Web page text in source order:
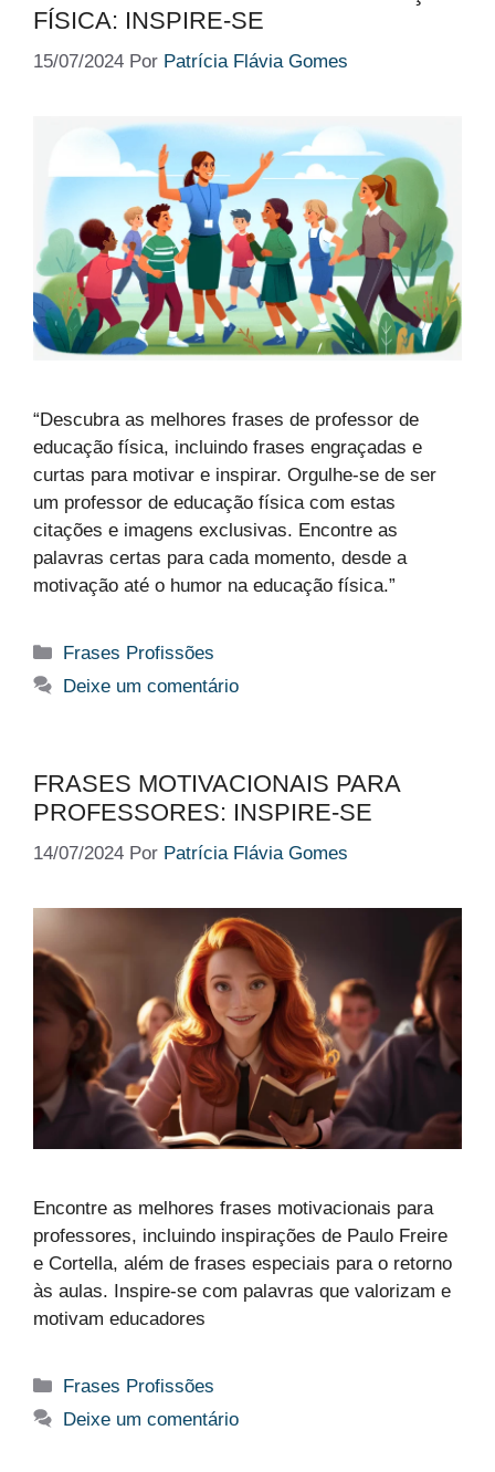
FÍSICA: INSPIRE-SE
15/07/2024 Por Patrícia Flávia Gomes
“Descubra as melhores frases de professor de
educação física, incluindo frases engraçadas e
curtas para motivar e inspirar. Orgulhe-se de ser
um professor de educação física com estas
citações e imagens exclusivas. Encontre as
palavras certas para cada momento, desde a
motivação até o humor na educação física.”
Categorias
Frases Profissões
Deixe um comentário
FRASES MOTIVACIONAIS PARA
PROFESSORES: INSPIRE-SE
14/07/2024 Por Patrícia Flávia Gomes
Encontre as melhores frases motivacionais para
professores, incluindo inspirações de Paulo Freire
e Cortella, além de frases especiais para o retorno
às aulas. Inspire-se com palavras que valorizam e
motivam educadores
Categorias
Frases Profissões
Deixe um comentário